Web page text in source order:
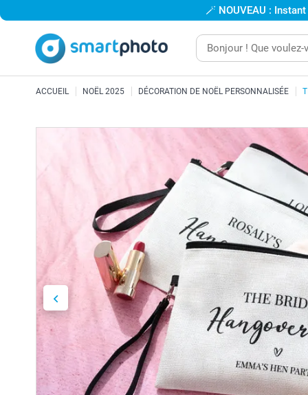
🪄 NOUVEAU :
ACCUEIL NOËL 2025 DÉCORATION DE NOËL PERSONNALISÉE